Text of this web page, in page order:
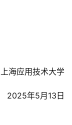
上海应用技术大学
2025年5月13日